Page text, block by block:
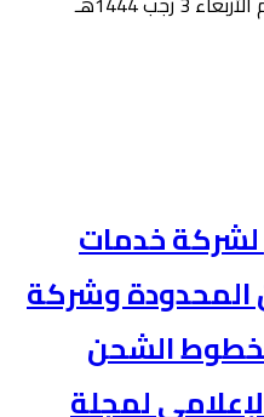
لشركة خدمات
المحدودة وشركة
الشحن
لمجلة